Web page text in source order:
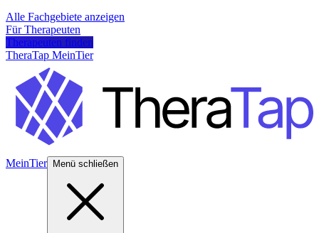
Alle Fachgebiete anzeigen
Für Therapeuten
Therapeuten finden
TheraTap MeinTier
MeinTier Menü schließen